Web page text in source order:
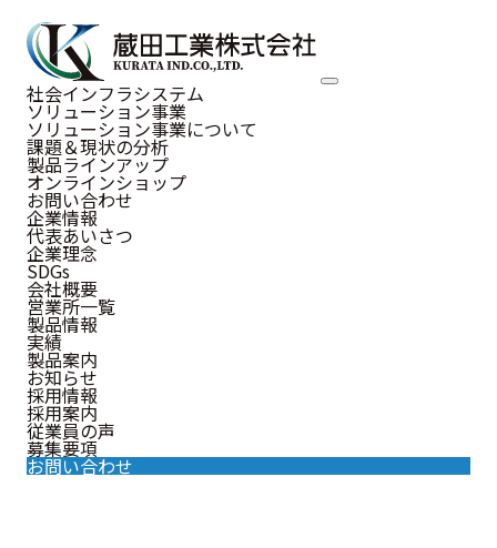
社会インフラシステム
ソリューション事業
ソリューション事業について
課題＆現状の分析
製品ラインアップ
オンラインショップ
お問い合わせ
企業情報
代表あいさつ
企業理念
SDGs
会社概要
営業所一覧
製品情報
実績
製品案内
お知らせ
採用情報
採用案内
従業員の声
募集要項
お問い合わせ
NEWS
お知らせ
2022.11.29
11月27日(日)愛媛県西条市、JAF四
国主催イベントに出展しました